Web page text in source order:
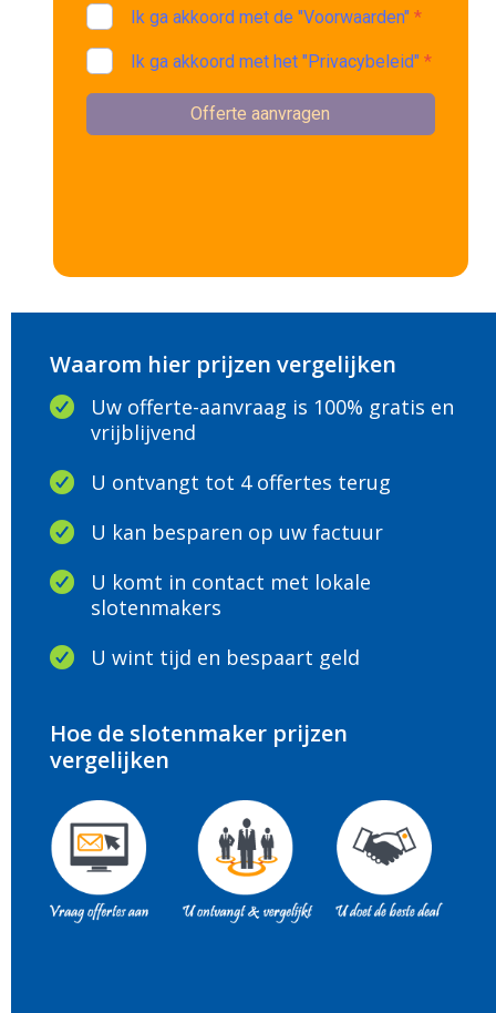
Waarom hier prijzen vergelijken
Uw offerte-aanvraag is 100% gratis en
vrijblijvend
U ontvangt tot 4 offertes terug
U kan besparen op uw factuur
U komt in contact met lokale
slotenmakers
U wint tijd en bespaart geld
Hoe de slotenmaker prijzen
vergelijken